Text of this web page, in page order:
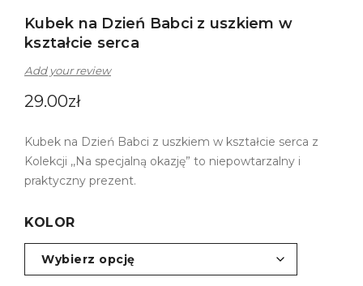
Kubek na Dzień Babci z uszkiem w
kształcie serca
Add your review
29.00zł
Kubek na Dzień Babci z uszkiem w kształcie serca z
Kolekcji ,,Na specjalną okazję” to niepowtarzalny i
praktyczny prezent.
KOLOR